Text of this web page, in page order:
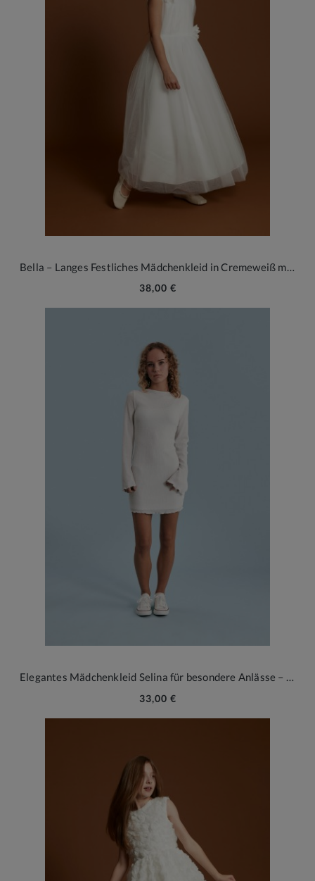
Bella – Langes Festliches Mädchenkleid in Cremeweiß mit Blumenapplikationen und Tüll
38,00 €
Elegantes Mädchenkleid Selina für besondere Anlässe – Zeitloser Stil und Komfort
33,00 €